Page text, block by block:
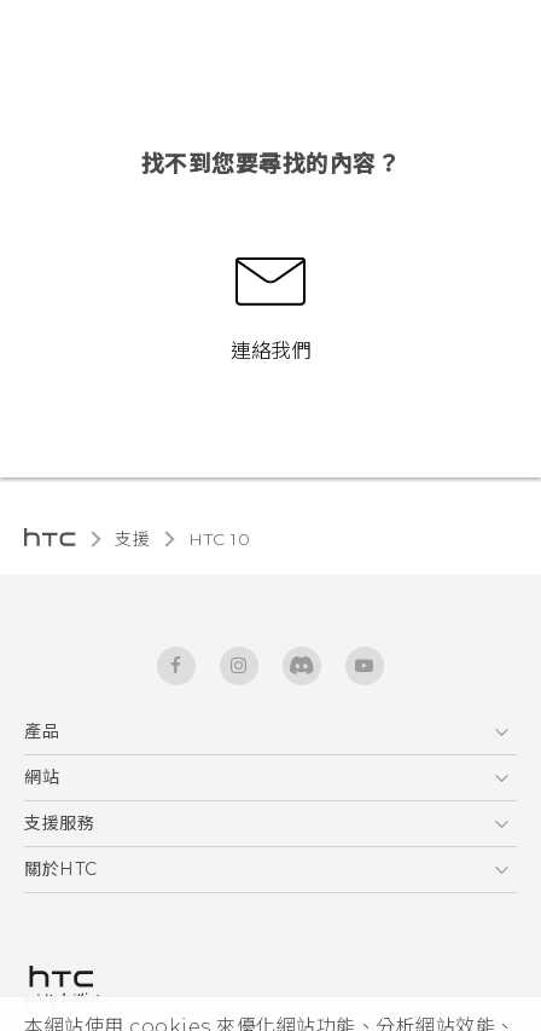
找不到您要尋找的內容？
連絡我們
支援 HTC 10‎
產品
5G
區塊鍊手機
網站
HTC Dev
支援服務
服務中心
關於HTC
私隱政策
產品安全